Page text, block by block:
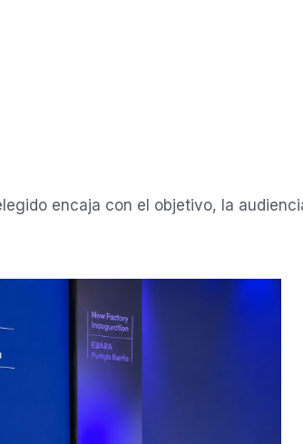
encaja con el objetivo, la